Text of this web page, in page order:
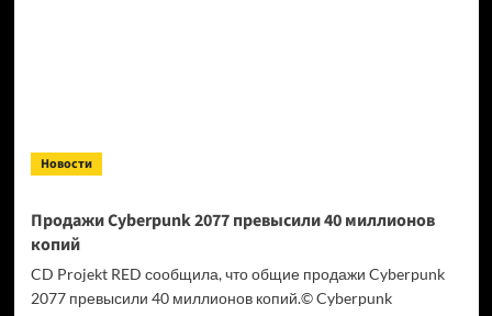
Новости
Продажи Cyberpunk 2077 превысили 40 миллионов
копий
CD Projekt RED сообщила, что общие продажи Cyberpunk
2077 превысили 40 миллионов копий.© Cyberpunk